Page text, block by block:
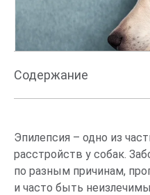
Содержание
Эпилепсия у собаки:
Виды эпилепсии
Причины эпилепсии у
Эпилепсия – одно из
расстройств у собак.
по разным причинам,
и часто быть